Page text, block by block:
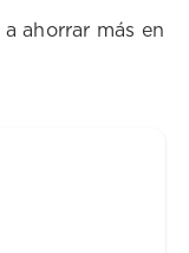
ahorrar más en